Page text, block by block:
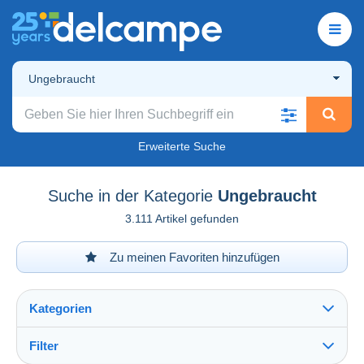
Ungebraucht
Erweiterte Suche
Suche in der Kategorie Ungebraucht
3.111 Artikel gefunden
Zu meinen Favoriten hinzufügen
Kategorien
Filter